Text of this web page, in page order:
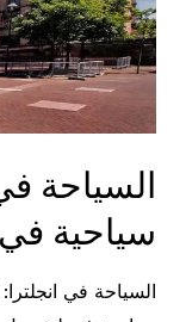
السياحة
سياحية
السياحة في